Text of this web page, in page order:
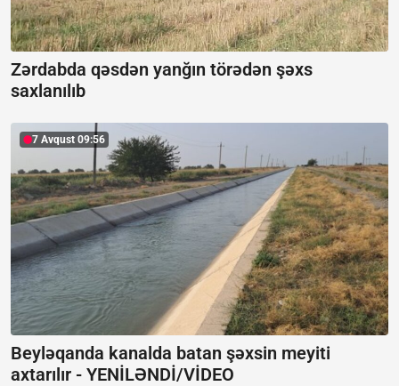
Zərdabda qəsdən yanğın törədən şəxs
saxlanılıb
7 Avqust 09:56
Beyləqanda kanalda batan şəxsin meyiti
axtarılır - YENİLƏNDİ/VİDEO